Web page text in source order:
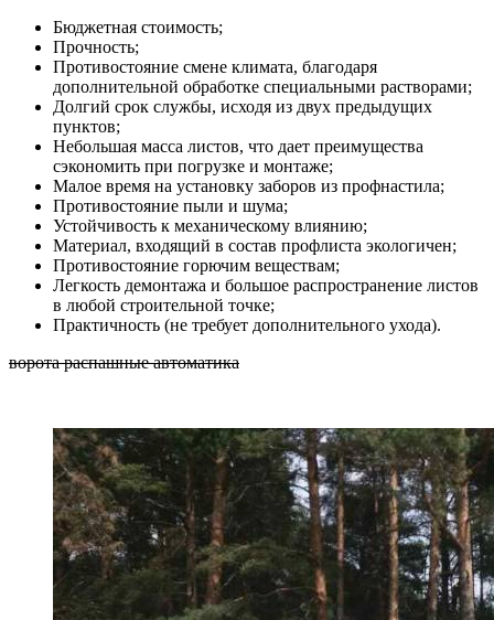
Бюджетная стоимость;
Прочность;
Противостояние смене климата, благодаря
дополнительной обработке специальными растворами;
Долгий срок службы, исходя из двух предыдущих
пунктов;
Небольшая масса листов, что дает преимущества
сэкономить при погрузке и монтаже;
Малое время на установку заборов из профнастила;
Противостояние пыли и шума;
Устойчивость к механическому влиянию;
Материал, входящий в состав профлиста экологичен;
Противостояние горючим веществам;
Легкость демонтажа и большое распространение листов
в любой строительной точке;
Практичность (не требует дополнительного ухода).
ворота распашные автоматика